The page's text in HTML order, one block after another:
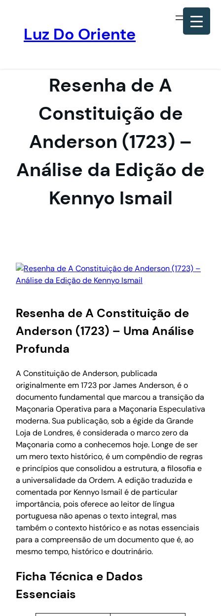
Luz Do Oriente
Resenha de A
Constituição de
Anderson (1723) –
Análise da Edição de
Kennyo Ismail
Resenha de A Constituição de
Anderson (1723) – Uma Análise
Profunda
A Constituição de Anderson, publicada
originalmente em 1723 por James Anderson, é o
documento fundamental que marcou a transição da
Maçonaria Operativa para a Maçonaria Especulativa
moderna. Sua publicação, sob a égide da Grande
Loja de Londres, é considerada o marco zero da
Maçonaria como a conhecemos hoje. Longe de ser
um mero texto histórico, é um compêndio de regras
e princípios que consolidou a estrutura, a filosofia e
a universalidade da Ordem. A edição traduzida e
comentada por Kennyo Ismail é de particular
importância, pois oferece ao leitor de língua
portuguesa não apenas o texto integral, mas
também o contexto histórico e as notas essenciais
para a compreensão de um documento que é, ao
mesmo tempo, histórico e doutrinário.
Ficha Técnica e Dados
Essenciais